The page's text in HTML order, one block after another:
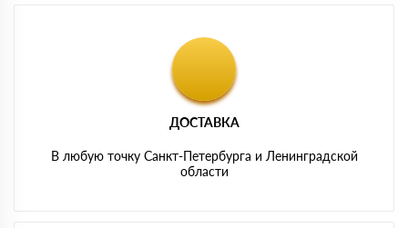
ДОСТАВКА
В любую точку Санкт-Петербурга и Ленинградской
области